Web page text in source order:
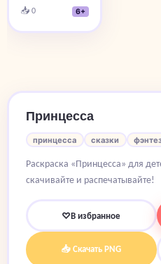
📥 0 6+
Принцесса
принцесса сказки
Раскраска «Принцесса» для
скачивайте и распечатывайте!
♡В избранное
📥 Скачать PNG